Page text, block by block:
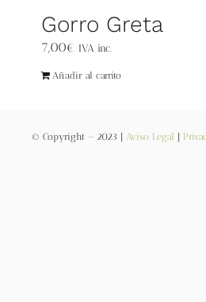
Gorro Greta
7,00€ IVA inc.
Añadir al carrito
© Copyright – 2023 | Aviso Legal